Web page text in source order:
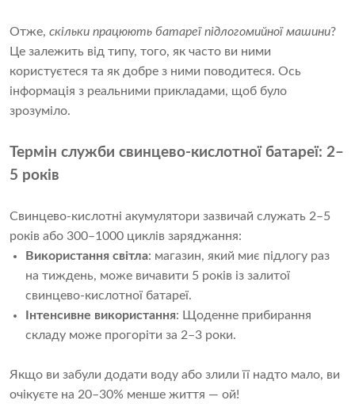
Отже, скільки працюють батареї підлогомийної машини?
Це залежить від типу, того, як часто ви ними
користуєтеся та як добре з ними поводитеся. Ось
інформація з реальними прикладами, щоб було
зрозуміло.
Термін служби свинцево-кислотної батареї: 2–
5 років
Свинцево-кислотні акумулятори зазвичай служать 2–5
років або 300–1000 циклів заряджання:
Використання світла: магазин, який миє підлогу раз
на тиждень, може вичавити 5 років із залитої
свинцево-кислотної батареї.
Інтенсивне використання: Щоденне прибирання
складу може прогоріти за 2–3 роки.
Якщо ви забули додати воду або злили її надто мало, ви
очікуєте на 20–30% менше життя — ой!